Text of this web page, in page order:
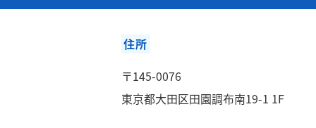
住所
〒145-0076
東京都大田区田園調布南19-1 1F